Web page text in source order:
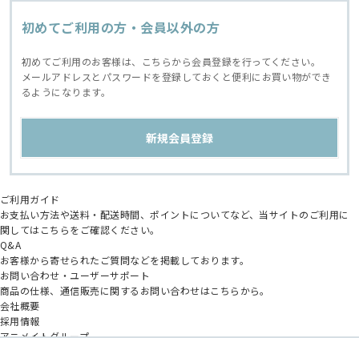
初めてご利用の方・会員以外の方
初めてご利用のお客様は、こちらから会員登録を行ってください。
メールアドレスとパスワードを登録しておくと便利にお買い物ができ
るようになります。
ご利用ガイド
お支払い方法や送料・配送時間、ポイントについてなど、当サイトのご利用に
関してはこちらをご確認ください。
Q&A
お客様から寄せられたご質問などを掲載しております。
お問い合わせ・ユーザーサポート
商品の仕様、通信販売に関するお問い合わせはこちらから。
会社概要
採用情報